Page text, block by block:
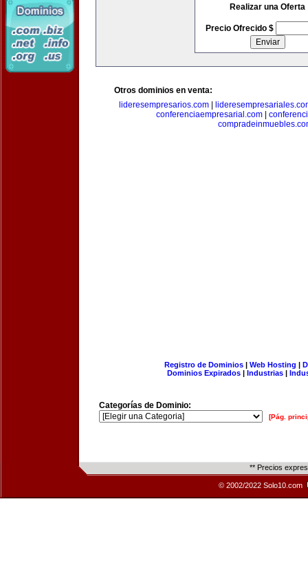
Realizar una Oferta
Precio Ofrecido $
Otros dominios en venta:
lideresempresarios.com
conferenciaempresarial.com
Registro de Dominios| Web Hosting |
Dominios Expirados | Industrias |
Categorías de Dominio:
[Pág.
** Precios
© 2002/2022 Solo10.com